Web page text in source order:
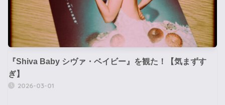
『Shiva Baby シヴァ・ベイビー』を観た！【気まずす
ぎ】
2026-03-01